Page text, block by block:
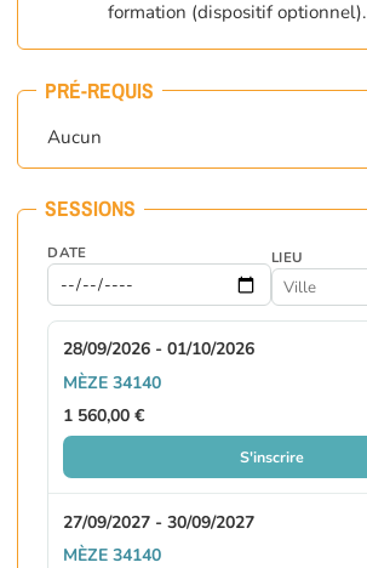
formation (dispositif optionnel).
PRÉ-REQUIS
Aucun
SESSIONS
DATE LIEU
28/09/2026 - 01/10/2026
MÈZE 34140
1 560,00 €
S'inscrire
27/09/2027 - 30/09/2027
MÈZE 34140